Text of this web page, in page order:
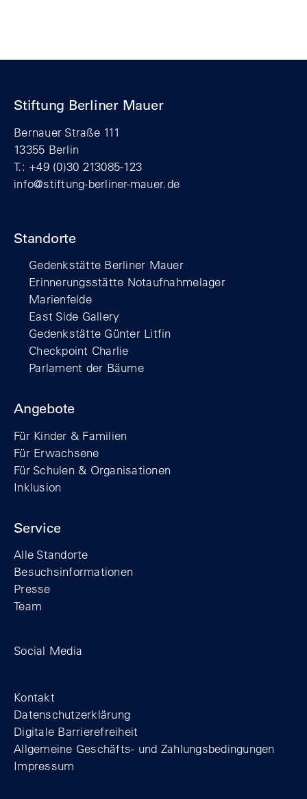
Stiftung Berliner Mauer
Bernauer Straße 111
13355 Berlin
T.: +49 (0)30 213085-123
info@stiftung-berliner-mauer.de
Standorte
Gedenkstätte Berliner Mauer
Erinnerungsstätte Notaufnahmelager
Marienfelde
East Side Gallery
Gedenkstätte Günter Litfin
Checkpoint Charlie
Parlament der Bäume
Angebote
Für Kinder & Familien
Für Erwachsene
Für Schulen & Organisationen
Inklusion
Service
Alle Standorte
Besuchsinformationen
Presse
Team
Social Media
Kontakt
Datenschutzerklärung
Digitale Barrierefreiheit
Allgemeine Geschäfts- und Zahlungsbedingungen
Impressum